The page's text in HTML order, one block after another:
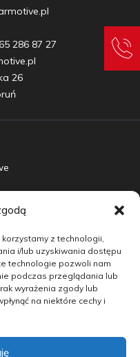
z technologii,
i/lub uzyskiwania dostępu
technologie pozwoli nam
podczas przeglądania lub
wyrażenia zgody lub
na niektóre cechy i
286 87 27
26